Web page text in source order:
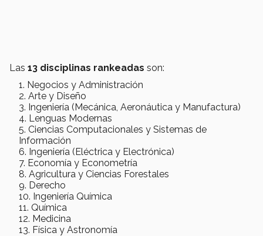
Las 13 disciplinas rankeadas son:
Negocios y Administración
Arte y Diseño
Ingeniería (Mecánica, Aeronáutica y Manufactura)
Lenguas Modernas
Ciencias Computacionales y Sistemas de
Información
Ingeniería (Eléctrica y Electrónica)
Economía y Econometría
Agricultura y Ciencias Forestales
Derecho
Ingeniería Química
Química
Medicina
Física y Astronomía